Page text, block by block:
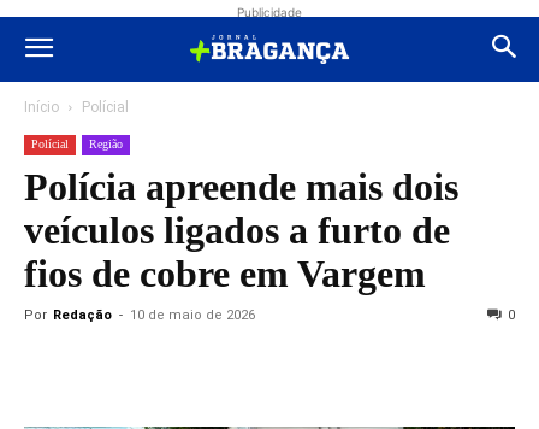
Publicidade
Início Polícial
Polícial Região
Polícia apreende mais dois
veículos ligados a furto de
fios de cobre em Vargem
Por Redação - 10 de maio de 2026 0